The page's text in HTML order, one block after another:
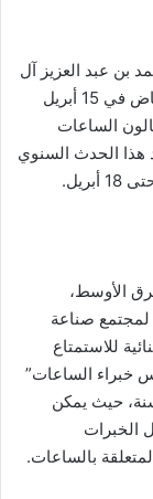
بن عبد العزيز آل
سعود معرض “صالون الساعات الراقية” في الرياض في 15 أبريل
الساعات
هذا الحدث السنوي
الأوسط،
صناعة
للاستمتاع
خبراء الساعات”
حيث يمكن
الخبرات
بالساعات.